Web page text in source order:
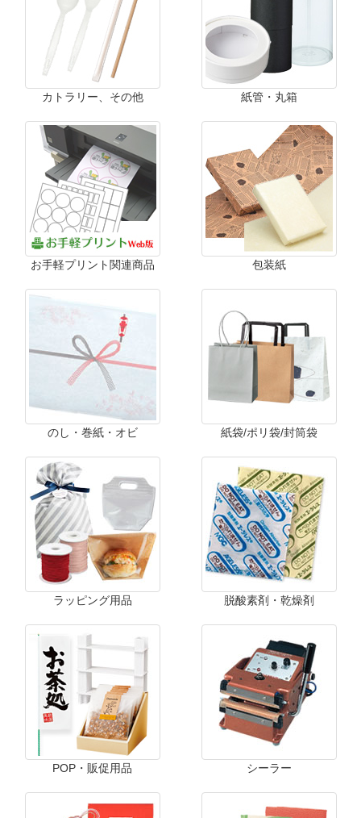
カトラリー、その他 紙管・丸箱
お手軽プリント関連商品 包装紙
のし・巻紙・オビ 紙袋/ポリ袋/封筒袋
ラッピング用品 脱酸素剤・乾燥剤
POP・販促用品 シーラー